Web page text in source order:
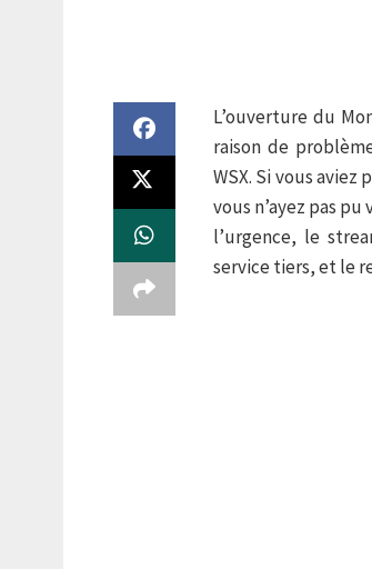
L’ouverture du
raison de
WSX. Si vous
vous n’ayez pas
l’urgence, le
service tiers, et le